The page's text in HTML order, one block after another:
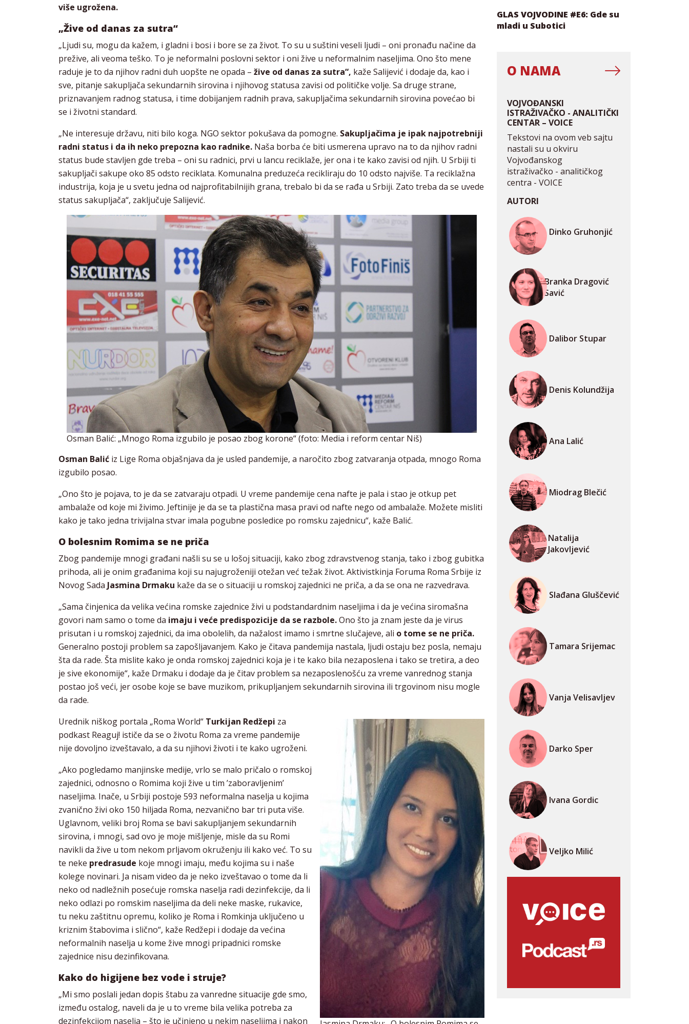
više ugrožena.
„Žive od danas za sutra“
„Ljudi su, mogu da kažem, i gladni i bosi i bore se za život. To su u suštini veseli ljudi – oni pronađu načine da
prežive, ali veoma teško. To je neformalni poslovni sektor i oni žive u neformalnim naseljima. Ono što mene
raduje je to da njihov radni duh uopšte ne opada – žive od danas za sutra“, kaže Salijević i dodaje da, kao i
sve, pitanje sakupljača sekundarnih sirovina i njihovog statusa zavisi od političke volje. Sa druge strane,
priznavanjem radnog statusa, i time dobijanjem radnih prava, sakupljačima sekundarnih sirovina povećao bi
se i životni standard.
„Ne interesuje državu, niti bilo koga. NGO sektor pokušava da pomogne. Sakupljačima je ipak najpotrebniji
radni status i da ih neko prepozna kao radnike. Naša borba će biti usmerena upravo na to da njihov radni
status bude stavljen gde treba – oni su radnici, prvi u lancu reciklaže, jer ona i te kako zavisi od njih. U Srbiji ti
sakupljači sakupe oko 85 odsto reciklata. Komunalna preduzeća recikliraju do 10 odsto najviše. Ta reciklažna
industrija, koja je u svetu jedna od najprofitabilnijih grana, trebalo bi da se rađa u Srbiji. Zato treba da se uvede
status sakupljača“, zaključuje Salijević.
Osman Balić: „Mnogo Roma izgubilo je posao zbog korone“ (foto: Media i reform centar Niš)
Osman Balić iz Lige Roma objašnjava da je usled pandemije, a naročito zbog zatvaranja otpada, mnogo Roma
izgubilo posao.
„Ono što je pojava, to je da se zatvaraju otpadi. U vreme pandemije cena nafte je pala i stao je otkup pet
ambalaže od koje mi živimo. Jeftinije je da se ta plastična masa pravi od nafte nego od ambalaže. Možete misliti
kako je tako jedna trivijalna stvar imala pogubne posledice po romsku zajednicu“, kaže Balić.
O bolesnim Romima se ne priča
Zbog pandemije mnogi građani našli su se u lošoj situaciji, kako zbog zdravstvenog stanja, tako i zbog gubitka
prihoda, ali je onim građanima koji su najugroženiji otežan već težak život. Aktivistkinja Foruma Roma Srbije iz
Novog Sada Jasmina Drmaku kaže da se o situaciji u romskoj zajednici ne priča, a da se ona ne razvedrava.
„Sama činjenica da velika većina romske zajednice živi u podstandardnim naseljima i da je većina siromašna
govori nam samo o tome da imaju i veće predispozicije da se razbole.Ono što ja znam jeste da je virus
prisutan i u romskoj zajednici, da ima obolelih, da nažalost imamo i smrtne slučajeve, ali o tome se ne priča.
Generalno postoji problem sa zapošljavanjem. Kako je čitava pandemija nastala, ljudi ostaju bez posla, nemaju
šta da rade. Šta mislite kako je onda romskoj zajednici koja je i te kako bila nezaposlena i tako se tretira, a deo
je sive ekonomije“, kaže Drmaku i dodaje da je čitav problem sa nezaposlenošću za vreme vanrednog stanja
postao još veći, jer osobe koje se bave muzikom, prikupljanjem sekundarnih sirovina ili trgovinom nisu mogle
da rade.
Urednik niškog portala „Roma World“ Turkijan Redžepi za
podkast Reaguj! ističe da se o životu Roma za vreme pandemije
nije dovoljno izveštavalo, a da su njihovi životi i te kako ugroženi.
„Ako pogledamo manjinske medije, vrlo se malo pričalo o romskoj
zajednici, odnosno o Romima koji žive u tim ’zaboravljenim’
naseljima. Inače, u Srbiji postoje 593 neformalna naselja u kojima
zvanično živi oko 150 hiljada Roma, nezvanično bar tri puta više.
Uglavnom, veliki broj Roma se bavi sakupljanjem sekundarnih
sirovina, i mnogi, sad ovo je moje mišljenje, misle da su Romi
navikli da žive u tom nekom prljavom okruženju ili kako već. To su
te neke predrasude koje mnogi imaju, među kojima su i naše
kolege novinari. Ja nisam video da je neko izveštavao o tome da li
neko od nadležnih posećuje romska naselja radi dezinfekcije, da li
neko odlazi po romskim naseljima da deli neke maske, rukavice,
tu neku zaštitnu opremu, koliko je Roma i Romkinja uključeno u
kriznim štabovima i slično“, kaže Redžepi i dodaje da većina
neformalnih naselja u kome žive mnogi pripadnici romske
zajednice nisu dezinfikovana.
Kako do higijene bez vode i struje?
„Mi smo poslali jedan dopis štabu za vanredne situacije gde smo,
između ostalog, naveli da je u to vreme bila velika potreba za
dezinfekcijom naselja – što je učinjeno u nekim naseljima i nakon
GLAS VOJVODINE #E6: Gde su
mladi u Subotici
O NAMA
VOJVOĐANSKI
ISTRAŽIVAČKO - ANALITIČKI
CENTAR – VOICE
Tekstovi na ovom veb sajtu
nastali su u okviru
Vojvođanskog
istraživačko - analitičkog
centra - VOICE
AUTORI
Dinko Gruhonjić
Branka Dragović
Savić
Dalibor Stupar
Denis Kolundžija
Ana Lalić
Miodrag Blečić
Natalija
Jakovljević
Slađana Gluščević
Tamara Srijemac
Vanja Velisavljev
Darko Sper
Ivana Gordic
Veljko Milić